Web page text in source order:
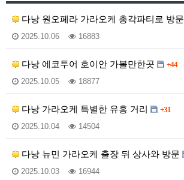
다낭 원오페라 가라오케 총각파티로 방문
2025.10.06 16883
다낭 에코투어 호이안 가볼만한곳 +44
2025.10.05 18877
다낭 가라오케 특별한 유흥 거리 +31
2025.10.04 14504
다낭 뉴민 가라오케 출장 뒤 상사와 방문
2025.10.03 16944